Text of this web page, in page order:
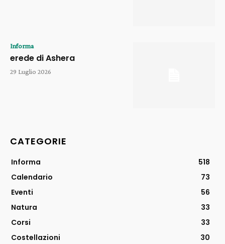
Informa
erede di Ashera
29 Luglio 2026
CATEGORIE
Informa
518
Calendario
73
Eventi
56
Natura
33
Corsi
33
Costellazioni
30